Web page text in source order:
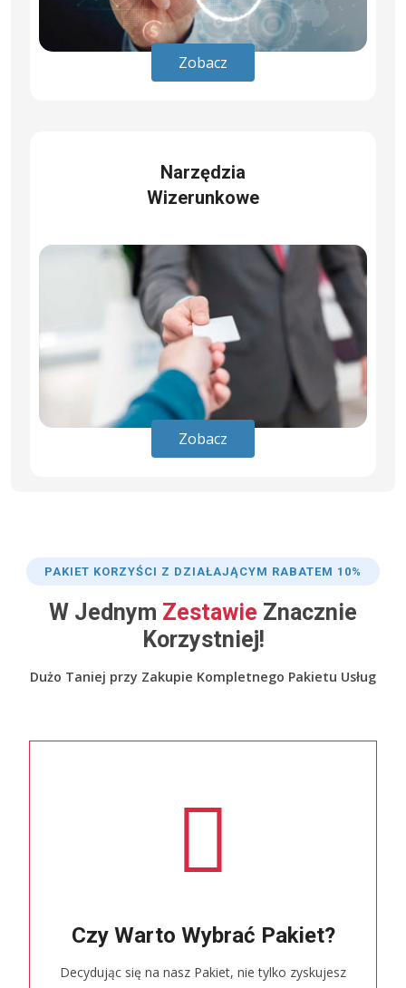
Zobacz
Narzędzia
Wizerunkowe
Zobacz
PAKIET KORZYŚCI Z DZIAŁAJĄCYM RABATEM 10%
W Jednym Zestawie Znacznie
Korzystniej!
Dużo Taniej przy Zakupie Kompletnego Pakietu Usług
Czy Warto Wybrać Pakiet?
Decydując się na nasz Pakiet, nie tylko zyskujesz